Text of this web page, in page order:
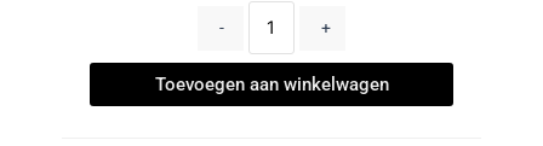
- +
Toevoegen aan winkelwagen